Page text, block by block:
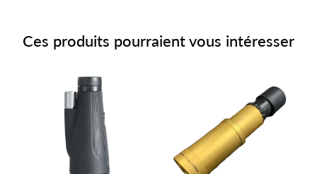
Ces produits pourraient vous intéresser